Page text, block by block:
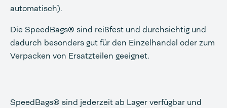
automatisch).
Die SpeedBags® sind reißfest und durchsichtig und
dadurch besonders gut für den Einzelhandel oder zum
Verpacken von Ersatzteilen geeignet.
SpeedBags® sind jederzeit ab Lager verfügbar und